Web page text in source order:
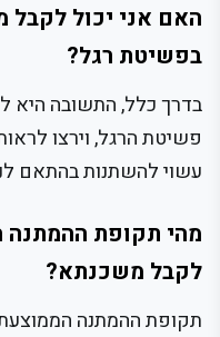
האם אני יכול לקבל
בפשיטת רגל?
בדרך כלל, התשובה היא
פשיטת הרגל, וירצו
עשוי להשתנות בהתאם
מהי תקופת ההמתנה
לקבל משכנתא?
תקופת ההמתנה